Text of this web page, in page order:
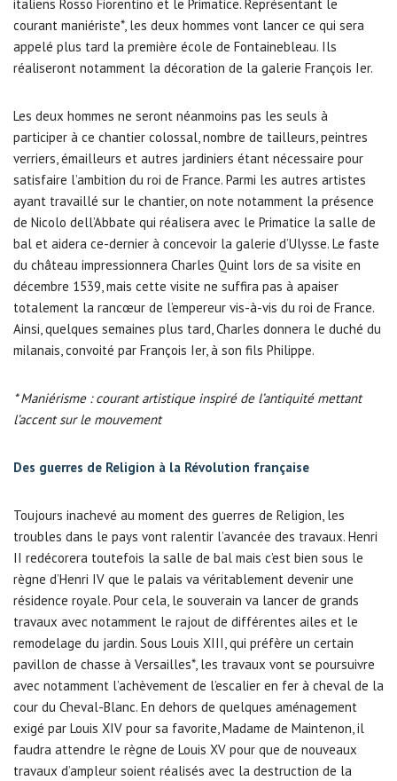
italiens Rosso Fiorentino et le Primatice. Représentant le
courant maniériste*, les deux hommes vont lancer ce qui sera
appelé plus tard la première école de Fontainebleau. Ils
réaliseront notamment la décoration de la galerie François Ier.
Les deux hommes ne seront néanmoins pas les seuls à
participer à ce chantier colossal, nombre de tailleurs, peintres
verriers, émailleurs et autres jardiniers étant nécessaire pour
satisfaire l’ambition du roi de France. Parmi les autres artistes
ayant travaillé sur le chantier, on note notamment la présence
de Nicolo dell’Abbate qui réalisera avec le Primatice la salle de
bal et aidera ce-dernier à concevoir la galerie d’Ulysse. Le faste
du château impressionnera Charles Quint lors de sa visite en
décembre 1539, mais cette visite ne suffira pas à apaiser
totalement la rancœur de l’empereur vis-à-vis du roi de France.
Ainsi, quelques semaines plus tard, Charles donnera le duché du
milanais, convoité par François Ier, à son fils Philippe.
* Maniérisme : courant artistique inspiré de l’antiquité mettant
l’accent sur le mouvement
Des guerres de Religion à la Révolution française
Toujours inachevé au moment des guerres de Religion, les
troubles dans le pays vont ralentir l’avancée des travaux. Henri
II redécorera toutefois la salle de bal mais c’est bien sous le
règne d’Henri IV que le palais va véritablement devenir une
résidence royale. Pour cela, le souverain va lancer de grands
travaux avec notamment le rajout de différentes ailes et le
remodelage du jardin. Sous Louis XIII, qui préfère un certain
pavillon de chasse à Versailles*, les travaux vont se poursuivre
avec notamment l’achèvement de l’escalier en fer à cheval de la
cour du Cheval-Blanc. En dehors de quelques aménagement
exigé par Louis XIV pour sa favorite, Madame de Maintenon, il
faudra attendre le règne de Louis XV pour que de nouveaux
travaux d’ampleur soient réalisés avec la destruction de la